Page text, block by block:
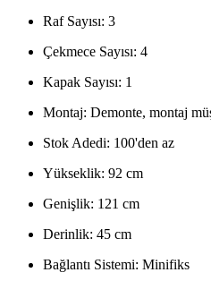
Raf Sayısı: 3
Çekmece Sayısı: 4
Kapak Sayısı: 1
Montaj: Demonte, montaj
Stok Adedi: 100'den az
Yükseklik: 92 cm
Genişlik: 121 cm
Derinlik: 45 cm
Bağlantı Sistemi: Minifiks